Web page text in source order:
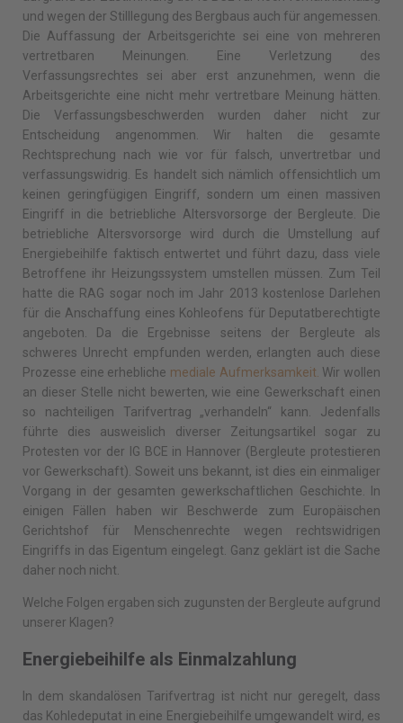
und wegen der Stilllegung des Bergbaus auch für angemessen.
Die Auffassung der Arbeitsgerichte sei eine von mehreren
vertretbaren Meinungen. Eine Verletzung des
Verfassungsrechtes sei aber erst anzunehmen, wenn die
Arbeitsgerichte eine nicht mehr vertretbare Meinung hätten.
Die Verfassungsbeschwerden wurden daher nicht zur
Entscheidung angenommen. Wir halten die gesamte
Rechtsprechung nach wie vor für falsch, unvertretbar und
verfassungswidrig. Es handelt sich nämlich offensichtlich um
keinen geringfügigen Eingriff, sondern um einen massiven
Eingriff in die betriebliche Altersvorsorge der Bergleute. Die
betriebliche Altersvorsorge wird durch die Umstellung auf
Energiebeihilfe faktisch entwertet und führt dazu, dass viele
Betroffene ihr Heizungssystem umstellen müssen. Zum Teil
hatte die RAG sogar noch im Jahr 2013 kostenlose Darlehen
für die Anschaffung eines Kohleofens für Deputatberechtigte
angeboten. Da die Ergebnisse seitens der Bergleute als
schweres Unrecht empfunden werden, erlangten auch diese
Prozesse eine erhebliche mediale Aufmerksamkeit. Wir wollen
an dieser Stelle nicht bewerten, wie eine Gewerkschaft einen
so nachteiligen Tarifvertrag „verhandeln“ kann. Jedenfalls
führte dies ausweislich diverser Zeitungsartikel sogar zu
Protesten vor der IG BCE in Hannover (Bergleute protestieren
vor Gewerkschaft). Soweit uns bekannt, ist dies ein einmaliger
Vorgang in der gesamten gewerkschaftlichen Geschichte. In
einigen Fällen haben wir Beschwerde zum Europäischen
Gerichtshof für Menschenrechte wegen rechtswidrigen
Eingriffs in das Eigentum eingelegt. Ganz geklärt ist die Sache
daher noch nicht.
Welche Folgen ergaben sich zugunsten der Bergleute aufgrund
unserer Klagen?
Energiebeihilfe als Einmalzahlung
In dem skandalösen Tarifvertrag ist nicht nur geregelt, dass
das Kohledeputat in eine Energiebeihilfe umgewandelt wird, es